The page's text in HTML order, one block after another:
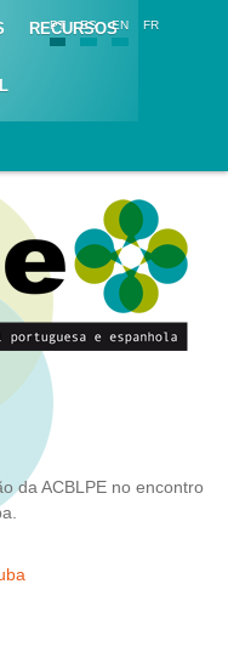
RECURSOS
PT ES EN FR
da ACBLPE no encontro